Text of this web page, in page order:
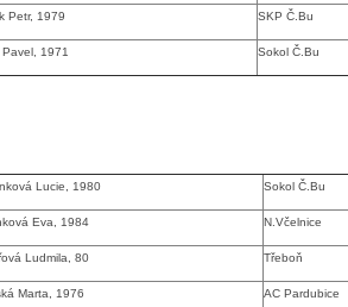
Petr, 1979 SKP Č.Bu
Pavel, 1971 Sokol Č.Bu
Lucie, 1980 Sokol Č.Bu
Eva, 1984 N.Včelnice
Ludmila, 80 Třeboň
Marta, 1976 AC Pardubice